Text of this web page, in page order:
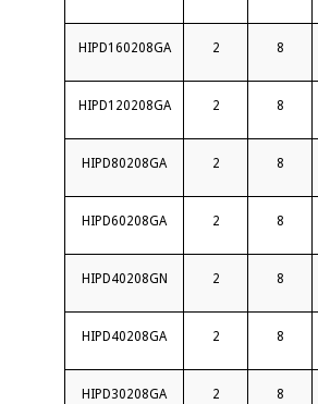
HIPD160208GA 2 8
HIPD120208GA 2 8
HIPD80208GA 2 8
HIPD60208GA 2 8
HIPD40208GN 2 8
HIPD40208GA 2 8
HIPD30208GA 2 8